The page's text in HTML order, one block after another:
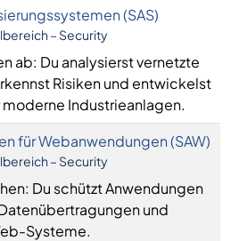
(SAS)
– Security
ab: Du analysierst vernetzte
Risiken und entwickelst
Industrieanlagen.
für Webanwendungen (SAW)
– Security
Du schützt Anwendungen
und
Systeme.